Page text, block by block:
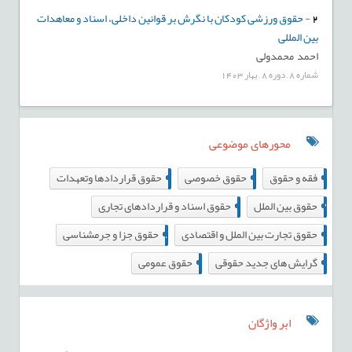
2
-حقوق ورزشی کودکان با نگرش بر قوانین داخلی، اسناد و معاهدات
بین المللی
احمد محمدولی
شماره8
,دوره8
,بهار1403
محورهای موضوعی
فقه و حقوق 1 حقوق خصوصی 20 حقوق قراردادها وتعهدات 0
حقوق بین الملل 3 حقوق اسناد و قراردادهای تجاری 0
حقوق تجارت بین الملل و اقتصادی 0 حقوق جزا و جرمشناسی 8
گرایش های جدید حقوقی 2 حقوق عمومی 2
ابر واژگان